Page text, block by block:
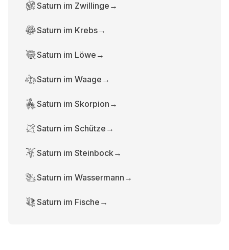
Saturn im Zwillinge →
Saturn im Krebs→
Saturn im Löwe →
Saturn im Waage →
Saturn im Skorpion →
Saturn im Schütze →
Saturn im Steinbock→
Saturn im Wassermann →
Saturn im Fische →